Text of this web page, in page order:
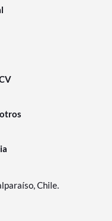
Chile.